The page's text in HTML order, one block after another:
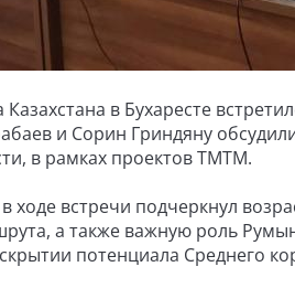
в Бухаресте
и Сорин Гриндяну
в рамках проектов ТМТМ.
ходе встречи подчеркнул
а также важную роль
потенциала Среднего